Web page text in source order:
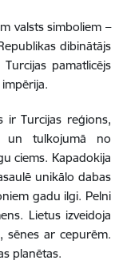
valsts simboliem –
dibinātājs
pamatlicējs
ir Turcijas reģions,
un tulkojumā no
ciems. Kapadokija
unikālo dabas
gadu ilgi. Pelni
Lietus izveidoja
sēnes ar cepurēm.
planētas.